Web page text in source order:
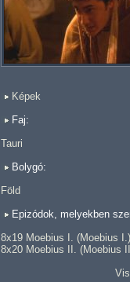
Képek
Faj:
Tauri
Bolygó:
Föld
Epizódok, melyekben
8x19 Moebius I. (Moebius I.)
8x20 Moebius II. (Moebius